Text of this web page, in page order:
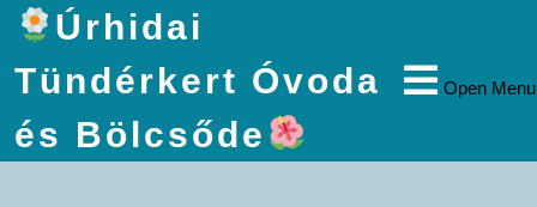
Úrhidai
Tündérkert Óvoda
és Bölcsőde
Open Menu